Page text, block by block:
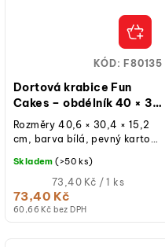
Dortová krabice Fun
Cakes – obdélník 40 × 30
× 15 cm
60,66 Kč bez DPH
73,40 Kč
Měrná
cena:
73,40 Kč / 1 ks
Skladem (>50 ks)
Rozměry 40,6 × 30,4 × 15,2
cm, barva bílá, pevný karton,
znovupoužitelná při běžném
použití, balení 1 ks.
KÓD:F80135